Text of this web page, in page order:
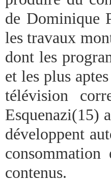
de Dominique
les travaux
dont les
et les plus
télévision
Esquenazi(15)
développent
consommation
contenus.